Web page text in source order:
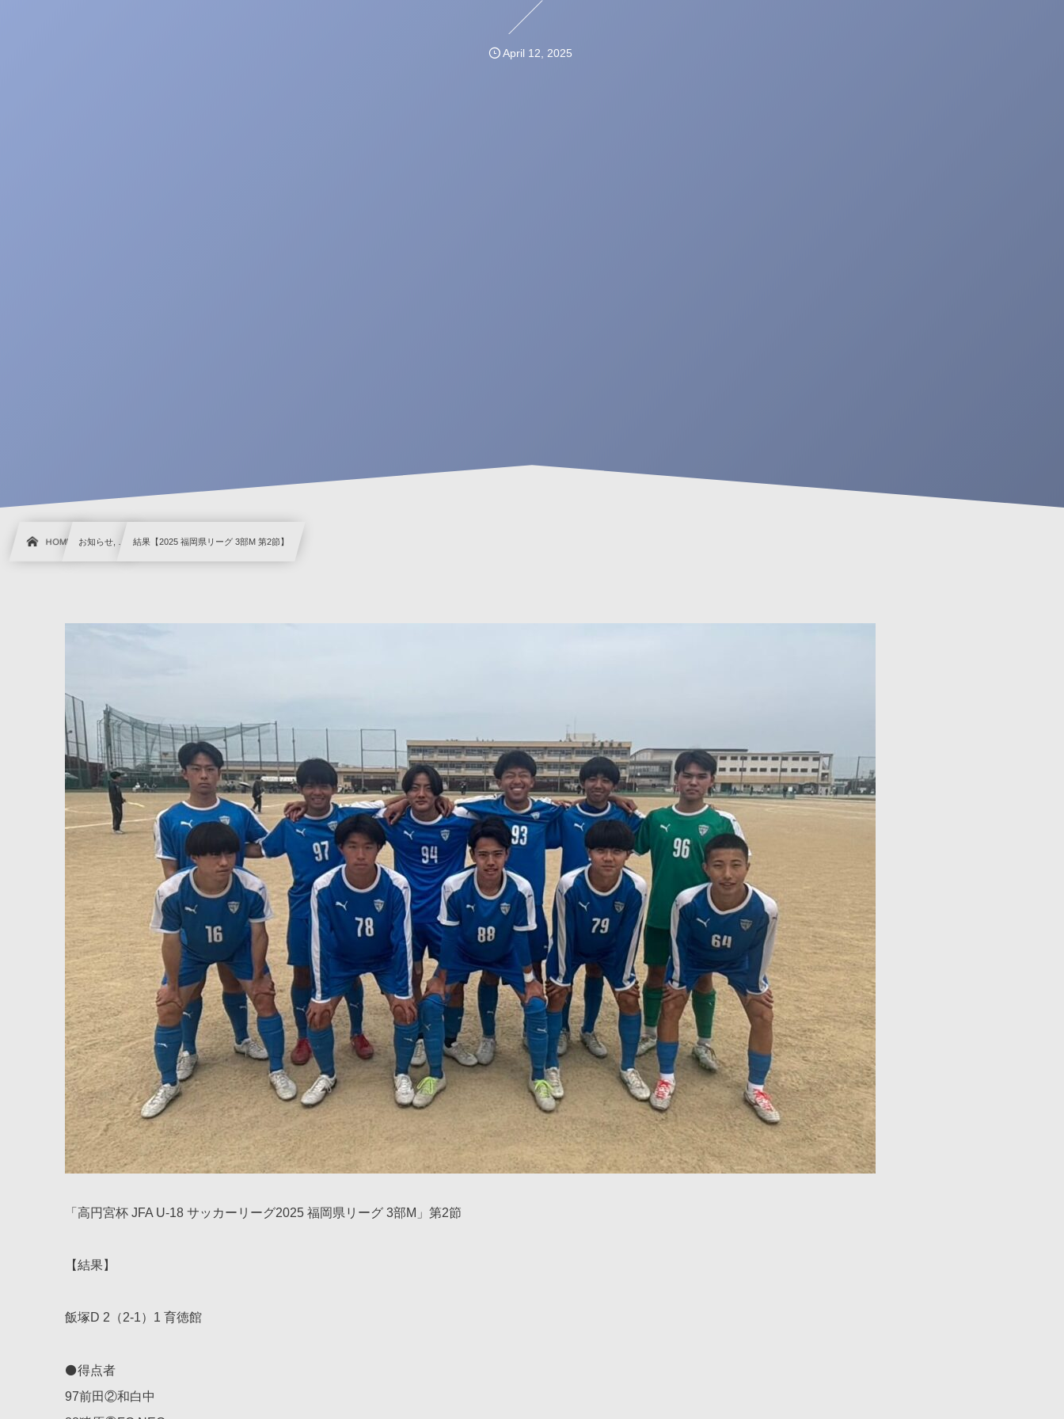
April 12 2025
HOME お知らせ, … 結果【2025 福岡県リーグ 3部M 第2節】
「高円宮杯 JFA U-18 サッカーリーグ2025 福岡県リーグ 3部M」第2節
【結果】
飯塚D 2（2-1）1 育徳館
⚫得点者
97前田②和白中